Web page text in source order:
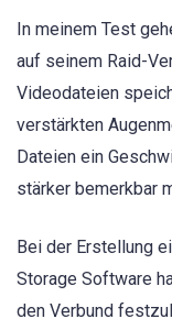
In meinem Test
auf seinem Raid-
Videodateien
verstärkten
Dateien ein
stärker bemerkbar
Bei der Erstellung
Storage Software
den Verbund